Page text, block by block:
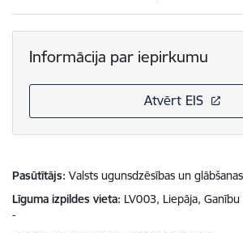
Informācija par iepirkumu
Atvērt EIS
Pasūtītājs Valsts ugunsdzēsības un
Līguma izpildes vieta LV003, Liepāja,
-